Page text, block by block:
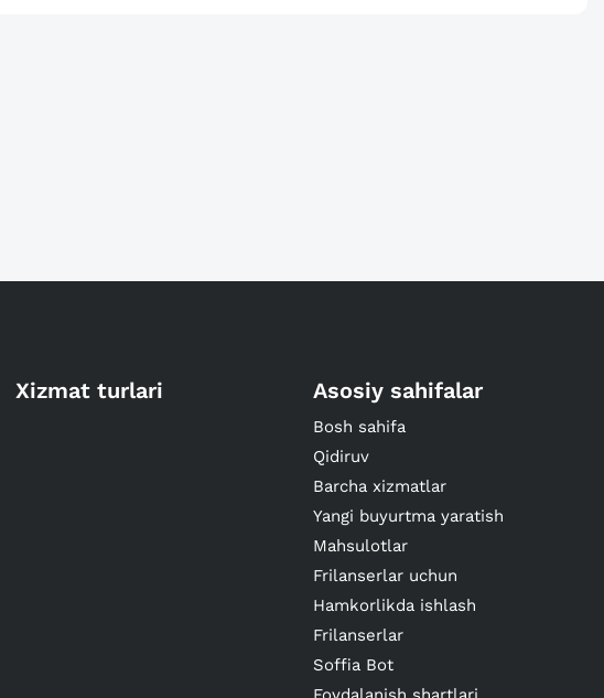
Xizmat turlari Asosiy sahifalar
Bosh sahifa
Qidiruv
Barcha xizmatlar
Yangi buyurtma yaratish
Mahsulotlar
Frilanserlar uchun
Hamkorlikda ishlash
Frilanserlar
Soffia Bot